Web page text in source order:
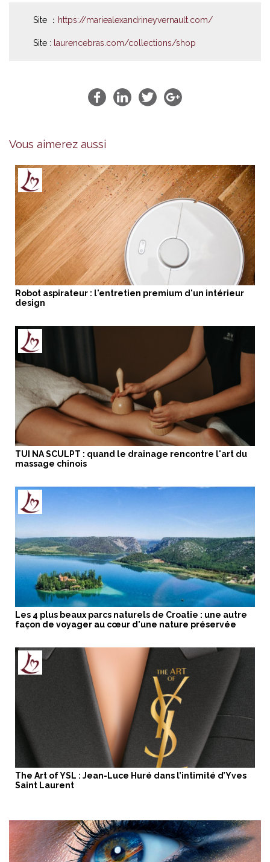
Site ： https://mariealexandrineyvernault.com/
Site : laurencebras.com/collections/shop
Vous aimerez aussi
Robot aspirateur : l'entretien premium d'un intérieur
design
TUI NA SCULPT : quand le drainage rencontre l'art du
massage chinois
Les 4 plus beaux parcs naturels de Croatie : une autre
façon de voyager au cœur d'une nature préservée
The Art of YSL : Jean-Luce Huré dans l’intimité d’Yves
Saint Laurent